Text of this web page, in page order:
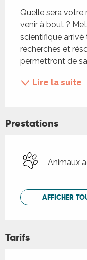
Quelle sera votre
venir à bout ?
scientifique arrivé
recherches et
permettront de
Lire la suite
Prestations
Animaux
AFFICHER
Tarifs